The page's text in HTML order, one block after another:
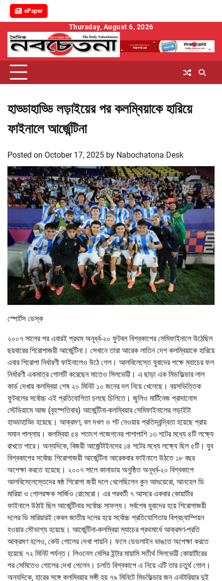
ePaper
content
Thursday, August 6, 2026
হাড্ডাহাড্ডি লড়াইয়ের পর কলম্বিয়াকে হারিয়ে
ফাইনালে আর্জেন্টিনা
Posted on October 17, 2025 by Nabochatona Desk
স্পোর্টস ডেস্ক
২০০৭ সালের পর এবারই প্রথম অনূর্ধ্ব-২০ ফুটবল বিশ্বকাপের সেমিফাইনালে উঠেছিল
ছয়বারের শিরোপাজয়ী আর্জেন্টিনা। সেখানে তারা আরেক লাতিন দেশ কলম্বিয়াকে হারিয়ে
এবার শিরোপা নির্ধারণী ফাইনালেও উঠে গেল। আলবিলেস্তে যুবাদের পক্ষে ম্যাচের ফল
নির্ধারণী একমাত্র গোলটি করেছেন মাতেও সিলভেট্টি। এ ছাড়া এক মিডফিল্ডার লাল
কার্ড দেখায় কলম্বিয়া শেষ ২০ মিনিট ১০ জনের দল নিয়ে খেলেছে। বয়সভিত্তিক
ফুটবলের সর্বোচ্চ এই প্রতিযোগিতা চলছে চিলিতে। জুলিও মার্টিনেজ প্রাদানোস
স্টেডিয়ামে আজ (বৃহস্পতিবার) আর্জেন্টিনা-কলম্বিয়ার সেমিফাইনালের লড়াইটা
হাড্ডাহাড্ডি হয়েছে। আক্রমণ, বল দখল ও শট নেওয়ায় প্রতিদ্বন্দ্বিতা হয়েছে প্রায়
সমান পাল্লায়। কলম্বিয়া ৫৪ শতাংশ পজেশনের পাশাপাশি ১৩ শটের মধ্যে ৪টি লক্ষ্যে
রাখতে পারে। অন্যদিকে, বিজয়ী আর্জেন্টাইনদের ১৪ শটের মধ্যে লক্ষ্যে ছিল ৫টি। যুব
বিশ্বকাপের সর্বোচ্চ শিরোপাজয়ী আর্জেন্টিনা আরেকবার ফাইনালে উঠতে ১৮ বছর
অপেক্ষা করতে হয়েছে। ২০০৭ সালে কানাডায় অনুষ্ঠিত অনূর্ধ্ব-২০ বিশ্বকাপে
আলবিসেলেস্তেদের ষষ্ঠ শিরোপা জয়ী দলে খেলেছিলেন কুন আগুয়েরো, আনহেল ডি
মারিয়া ও গোলরক্ষক সার্জিও রোমেরো। এর পরবর্তী ৭ আসরে একবার কোয়ার্টার
ফাইনালে উঠাই ছিল আর্জেন্টিনার সর্বোচ্চ সাফল্য। সর্বশেষ যুবাদের হয়ে শিরোপাজয়ী
দলের ডি মারিয়ারই কেবল জাতীয় দলের হয়ে সর্বোচ্চ প্রতিযোগিতায় বিশ্বচ্যাম্পিয়ন
হওয়ার সৌভাগ্য হয়েছে। আর্জেন্টিনা-কলম্বিয়া ম্যাচের প্রথমার্ধে আক্রমণ-প্রতি
আক্রমণ হলেও, কেউ গোলের দেখা পায়নি। ফলে ডেডলাইন ভাঙতে অপেক্ষা করতে
হয়েছে ৭২ মিনিট পর্যন্ত। লিওনেল মেসির ইন্টার মায়ামি সতীর্থ সিলভেট্টি কোয়ার্টারের
পর সেমিতেও গোলের দেখা পেলেন। চলতি বিশ্বকাপে এ নিয়ে এটি তার চতুর্থ গোল।
অন্যদিকে, হারের সঙ্গে কলম্বিয়ার সঙ্গী হয় ৭৯ মিনিটে মিডফিল্ডার জন এনটারিয়ার দুই